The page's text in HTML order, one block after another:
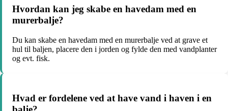
Hvordan kan jeg skabe en havedam med en
murerbalje?
Du kan skabe en havedam med en murerbalje ved at grave et
hul til baljen, placere den i jorden og fylde den med vandplanter
og evt. fisk.
Hvad er fordelene ved at have vand i haven i en